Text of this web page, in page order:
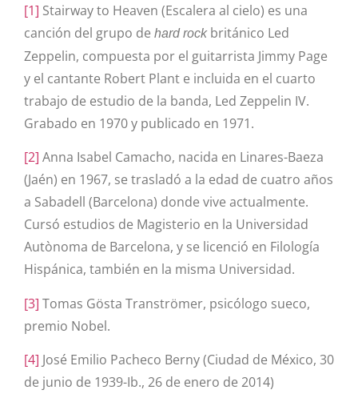
[1] Stairway to Heaven (Escalera al cielo) es una
canción del grupo de hard rockbritánico Led
Zeppelin, compuesta por el guitarrista Jimmy Page
y el cantante Robert Plant e incluida en el cuarto
trabajo de estudio de la banda, Led Zeppelin IV.
Grabado en 1970 y publicado en 1971.
[2] Anna Isabel Camacho, nacida en Linares-Baeza
(Jaén) en 1967, se trasladó a la edad de cuatro años
a Sabadell (Barcelona) donde vive actualmente.
Cursó estudios de Magisterio en la Universidad
Autònoma de Barcelona, y se licenció en Filología
Hispánica, también en la misma Universidad.
[3] Tomas Gösta Tranströmer, psicólogo sueco,
premio Nobel.
[4] José Emilio Pacheco Berny (Ciudad de México, 30
de junio de 1939-Ib., 26 de enero de 2014)